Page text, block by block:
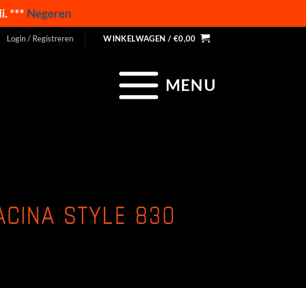
*** Negeren
Login / Registreren WINKELWAGEN / €0,00
MENU
STYLE 830